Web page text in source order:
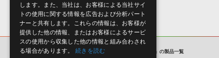
メーカー UJAM ソフト音源 - 「UJAM」の製品一覧
します。また、当社は、お客様による当社サイ
トの使用に関する情報を広告および分析パート
ナーと共有します。これらの情報は、お客様が
提供した他の情報、またはお客様によるサービ
スの使用から収集した他の情報と組み合わされ
る場合があります。
続きを読む